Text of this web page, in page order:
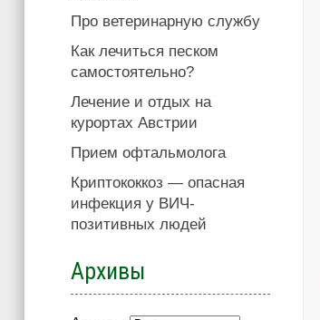
Про ветеринарную службу
Как лечиться песком
самостоятельно?
Лечение и отдых на
курортах Австрии
Прием офтальмолога
Криптококкоз — опасная
инфекция у ВИЧ-
позитивных людей
Архивы